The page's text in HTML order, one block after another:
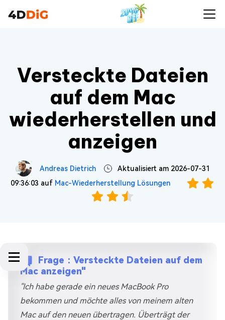
Versteckte Dateien
auf dem Mac
wiederherstellen und
anzeigen
Andreas Dietrich
Aktualisiert am 2026-07-31
09:36:03 auf Mac-Wiederherstellung Lösungen
Frage：Versteckte Dateien auf dem
Mac anzeigen"
"Ich habe gerade ein neues MacBook Pro
bekommen und möchte alles von meinem alten
Mac auf den neuen übertragen. Überträgt der